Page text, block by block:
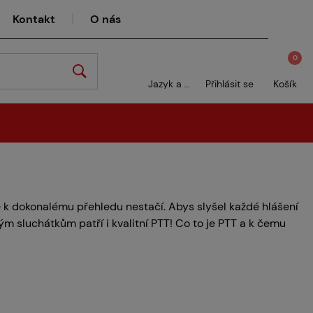
Kontakt O nás
Jazyk a měna Přihlásit se
0
Košík
dokonalému přehledu nestačí. Abys slyšel každé hlášení
sluchátkům patří i kvalitní PTT! Co to je PTT a k čemu